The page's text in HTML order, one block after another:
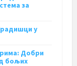
за
у
Добри
бољих